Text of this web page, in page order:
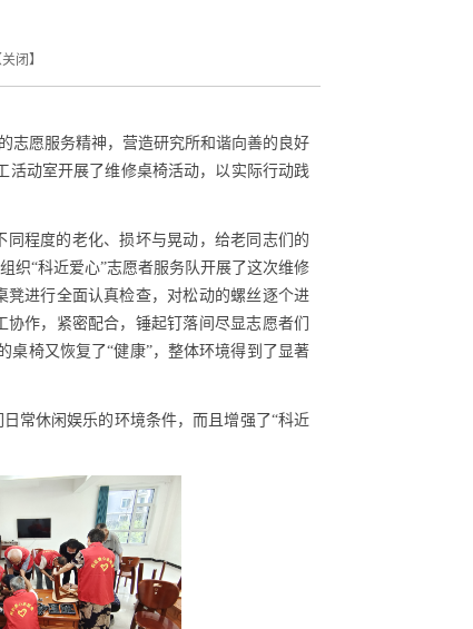
关闭 】
志愿服务精神，营造研究所和谐向善的 良好
活动室开展了维修桌椅活动，
以实际行动践
程度的老化、损坏与晃动，给老同志们的
织“科近爱心”志愿者服务队开展了这次维修
进行全面认真检查，对松动的螺丝逐个进
作，紧密配合，锤起钉落间尽显志愿者们
桌椅又恢复了“健康”，整体环境得到了显著
常休闲娱乐的环境条件，而且增强了“科近